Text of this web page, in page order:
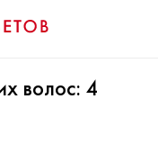
волос: 4